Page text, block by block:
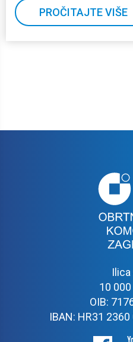
PROČITAJTE VIŠE
10
OIB:
IBAN: HR31